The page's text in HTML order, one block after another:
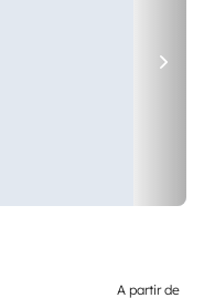
A partir de